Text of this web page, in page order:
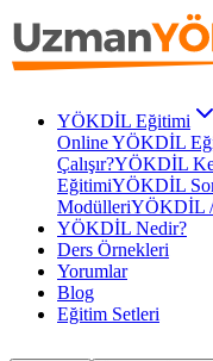
YÖKDİL Eğitimi
Online YÖKDİL
Çalışır?YÖKDİL
EğitimiYÖKDİL
ModülleriYÖKDİL /
YÖKDİL Nedir?
Ders Örnekleri
Yorumlar
Blog
Eğitim Setleri